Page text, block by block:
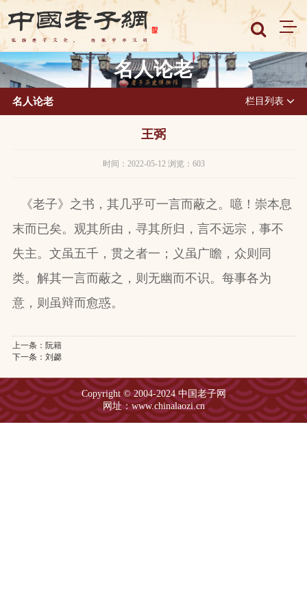
名人论老
名人论老 栏目列表
王弼
时间：2022-05-12 浏览：603
《老子》之书，其几乎可一言而蔽之。噫！崇本息
末而已矣。观其所由，寻其所归，言不远宗，事不
失主。文虽五千，贯之者一；义虽广瞻，众则同
类。解其一言而蔽之，则无幽而不识。每事各为
意，则虽辩而愈惑。
上一条： 阮籍
下一条： 刘勰
Copyright © 2004-2024 中国老子网
网址：www.chinalaozi.cn